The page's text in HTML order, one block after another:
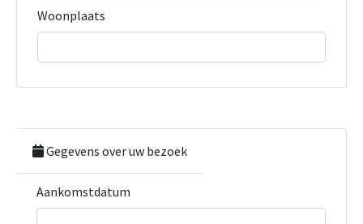
Woonplaats
Gegevens over uw bezoek
Aankomstdatum